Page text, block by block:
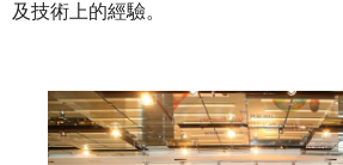
及技術上的經驗。